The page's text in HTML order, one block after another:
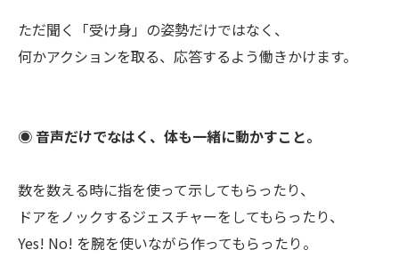
ただ聞く「受け身」の姿勢だけではなく、
何かアクションを取る、応答するよう働きかけます。
◉ 音声だけでなはく、体も一緒に動かすこと。
数を数える時に指を使って示してもらったり、
ドアをノックするジェスチャーをしてもらったり、
Yes! No! を腕を使いながら作ってもらったり。